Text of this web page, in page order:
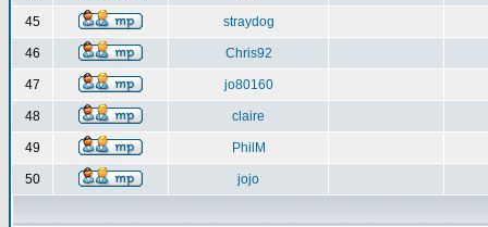
45 straydog
46 Chris92
47 jo80160
48 claire
49 PhilM
50 jojo